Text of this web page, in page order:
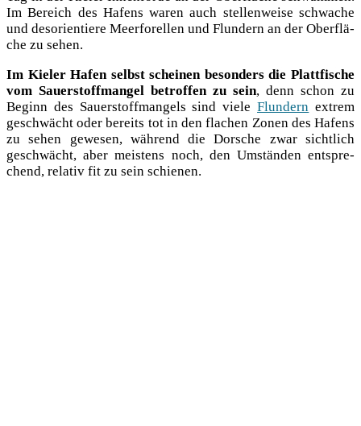
Im Bereich des Hafens waren auch stel­len­wei­se schwa­che
und des­ori­en­tie­re Meer­fo­rel­len und Flun­dern an der Ober­flä­
che zu sehen.
Im Kie­ler Hafen selbst schei­nen beson­ders die Platt­fi­sche
vom Sau­er­stoff­man­gel betrof­fen zu sein, denn schon zu
Beginn des Sau­er­stoff­man­gels sind vie­leFlun­dern extrem
geschwächt oder bereits tot in den fla­chen Zonen des Hafens
zu sehen gewe­sen, wäh­rend die Dor­sche zwar sicht­lich
geschwächt, aber meis­tens noch, den Umstän­den ent­spre­
chend, rela­tiv fit zu sein schienen.